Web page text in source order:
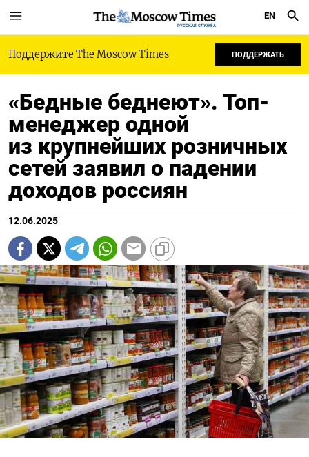
РУССКАЯ СЛУЖБА
EN
Поддержите The Moscow Times ПОДДЕРЖАТЬ
«Бедные беднеют». Топ-
менеджер одной
из крупнейших розничных
сетей заявил о падении
доходов россиян
12.06.2025